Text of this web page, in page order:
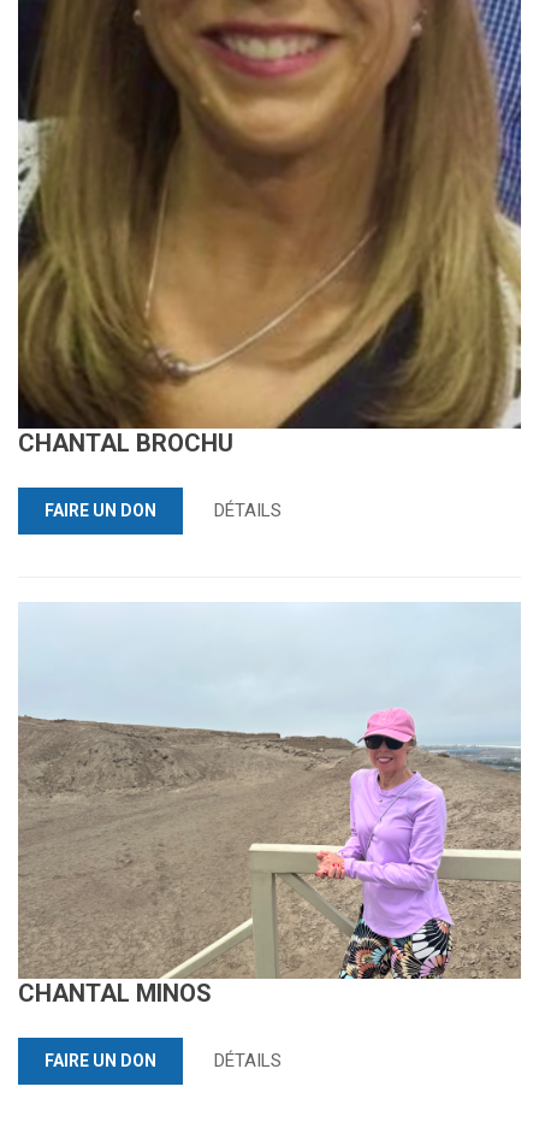
CHANTAL BROCHU
FAIRE UN DON DÉTAILS
CHANTAL MINOS
FAIRE UN DON DÉTAILS